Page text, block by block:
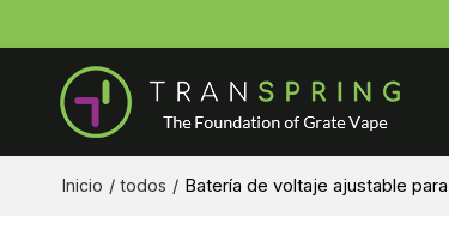
Inicio / todos / Batería de voltaje ajustable